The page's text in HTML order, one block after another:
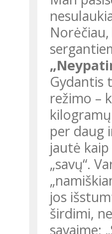
Gydantis
režimo –
per daug
jautė
„savų“.
jos
širdimi,
savaime: